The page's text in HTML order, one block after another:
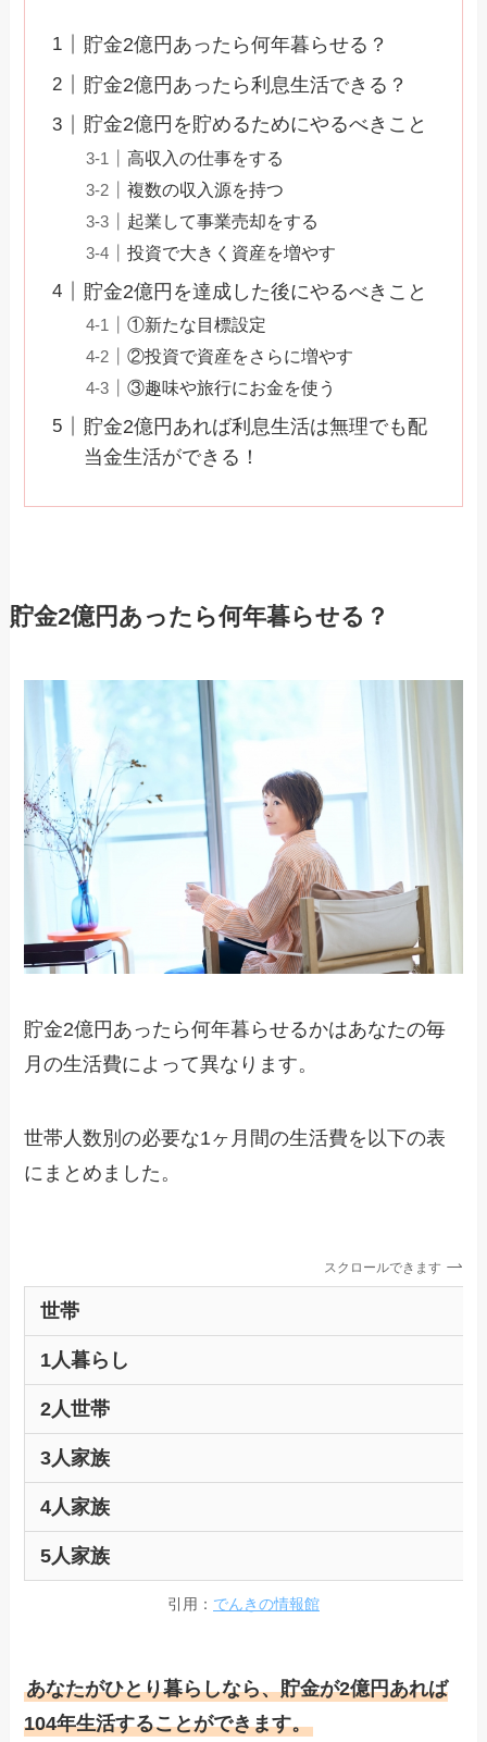
貯金2億円あったら何年暮らせる？
貯金2億円あったら利息生活できる？
貯金2億円を貯めるためにやるべきこと
高収入の仕事をする
複数の収入源を持つ
起業して事業売却をする
投資で大きく資産を増やす
貯金2億円を達成した後にやるべきこと
①新たな目標設定
②投資で資産をさらに増やす
③趣味や旅行にお金を使う
貯金2億円あれば利息生活は無理でも配
当金生活ができる！
貯金2億円あったら何年暮らせる？
貯金2億円あったら何年暮らせるかはあなたの毎
月の生活費によって異なります。
世帯人数別の必要な1ヶ月間の生活費を以下の表
にまとめました。
スクロールできます
世帯
1人暮らし
2人世帯
3人家族
4人家族
5人家族
引用： でんきの情報館
あなたがひとり暮らしなら、貯金が2億円あれば
104年生活することができます。